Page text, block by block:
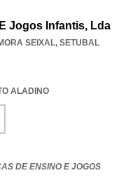
Jogos Infantis, Lda
SEIXAL, SETUBAL
ALADINO
DE ENSINO E JOGOS